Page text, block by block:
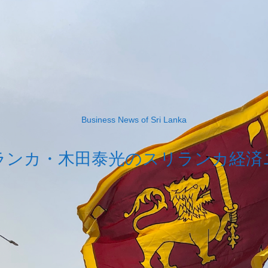
Business News of Sri Lanka
ンカ・木田泰光のスリランカ経済